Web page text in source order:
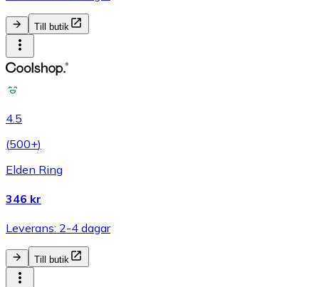
Till butik
4.5
(500+)
Elden Ring
346 kr
Leverans: 2-4 dagar
Till butik